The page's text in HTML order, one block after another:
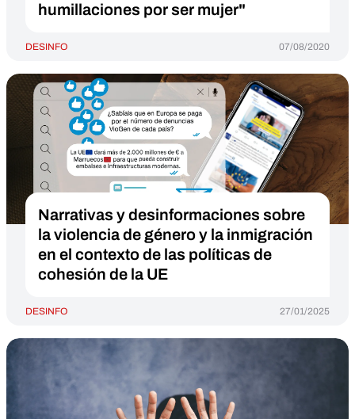
humillaciones por ser mujer"
DESINFO 07/08/2020
Narrativas y desinformaciones sobre
la violencia de género y la inmigración
en el contexto de las políticas de
cohesión de la UE
DESINFO 27/01/2025